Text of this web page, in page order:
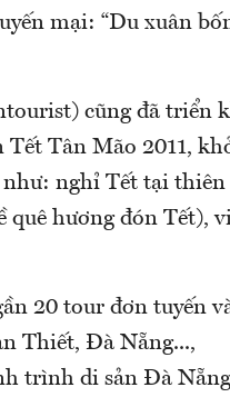
mại: “Du xuân
cũng đã triển
Tết Tân Mão 2011,
nghỉ Tết tại thiên
quê hương đón Tết),
20 tour đơn tuyến
Thiết, Đà Nẵng...,
trình di sản Đà